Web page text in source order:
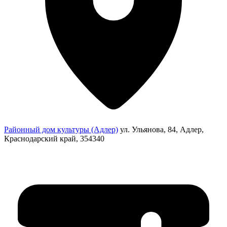
Районный дом культуры (Адлер) ул. Ульянова, 84, Адлер,
Краснодарский край, 354340